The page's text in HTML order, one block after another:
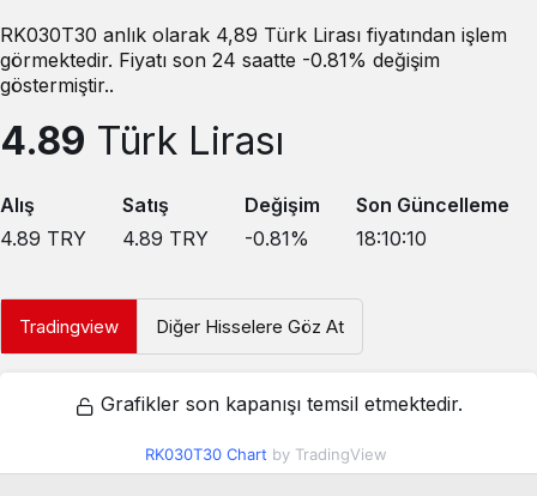
RK030T30 anlık olarak 4,89 Türk Lirası fiyatından işlem
görmektedir. Fiyatı son 24 saatte -0.81% değişim
göstermiştir..
4.89 Türk Lirası
Alış
4.89 TRY
Satış
4.89 TRY
Değişim
-0.81%
Son Güncelleme
18:10:10
Tradingview Diğer Hisselere Göz At
Grafikler son kapanışı temsil etmektedir.
RK030T30 Chart by TradingView